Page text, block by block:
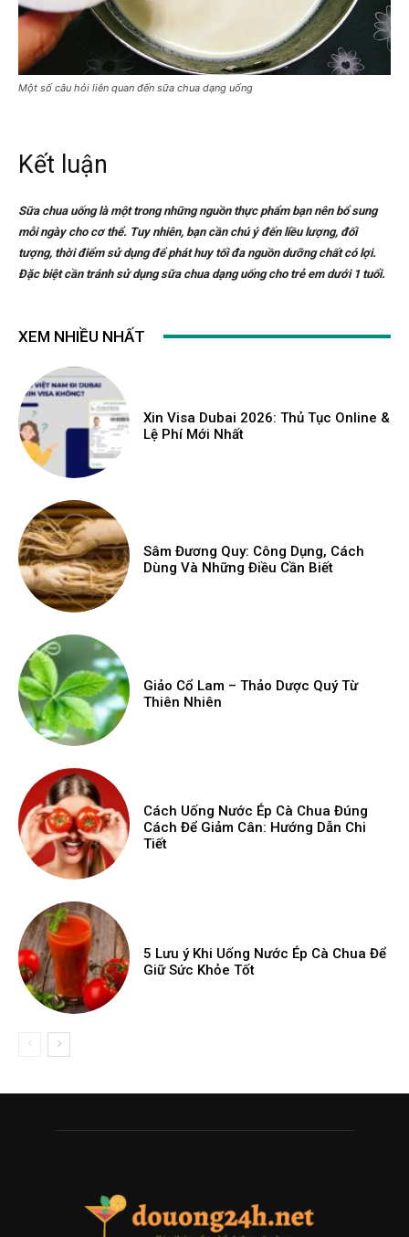
Một số câu hỏi liên quan đến sữa chua dạng uống
Kết luận
Sữa chua uống là một trong những nguồn thực phẩm bạn nên bổ sung
mỗi ngày cho cơ thể. Tuy nhiên, bạn cần chú ý đến liều lượng, đối
tượng, thời điểm sử dụng để phát huy tối đa nguồn dưỡng chất có lợi.
Đặc biệt cần tránh sử dụng sữa chua dạng uống cho trẻ em dưới 1 tuổi.
XEM NHIỀU NHẤT
Xin Visa Dubai 2026: Thủ Tục Online &
Lệ Phí Mới Nhất
Sâm Đương Quy: Công Dụng, Cách
Dùng Và Những Điều Cần Biết
Giảo Cổ Lam – Thảo Dược Quý Từ
Thiên Nhiên
Cách Uống Nước Ép Cà Chua Đúng
Cách Để Giảm Cân: Hướng Dẫn Chi
Tiết
5 Lưu ý Khi Uống Nước Ép Cà Chua Để
Giữ Sức Khỏe Tốt